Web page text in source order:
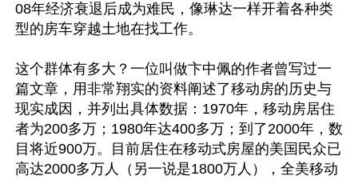
08年经济衰退后成为难民，像琳达一样开着各种类
型的房车穿越土地在找工作。
这个群体有多大？一位叫做卞中佩的作者曾写过一
篇文章，用非常翔实的资料阐述了移动房的历史与
现实成因，并列出具体数据：1970年，移动房居住
者为200多万；1980年达400多万；到了2000年，数
目将近900万。目前居住在移动式房屋的美国民众已
高达2000多万人（另一说是1800万人），全美移动